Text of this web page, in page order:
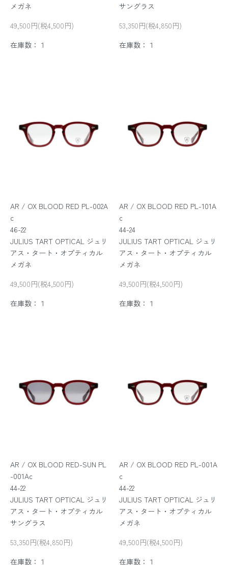
メガネ
49,500円(税4,500円)
在庫数：１
サングラス
53,350円(税4,850円)
在庫数：１
AR / OX BLOOD RED PL-002A
c
46-22
JULIUS TART OPTICAL ジュリ
アス・タート・オプティカル
メガネ
49,500円(税4,500円)
在庫数：１
AR / OX BLOOD RED PL-101A
c
44-24
JULIUS TART OPTICAL ジュリ
アス・タート・オプティカル
メガネ
49,500円(税4,500円)
在庫数：１
AR / OX BLOOD RED-SUN PL
-001Ac
44-22
JULIUS TART OPTICAL ジュリ
アス・タート・オプティカル
サングラス
53,350円(税4,850円)
在庫数：１
AR / OX BLOOD RED PL-001A
c
44-22
JULIUS TART OPTICAL ジュリ
アス・タート・オプティカル
メガネ
49,500円(税4,500円)
在庫数：１